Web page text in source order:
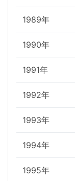
1989年
1990年
1991年
1992年
1993年
1994年
1995年